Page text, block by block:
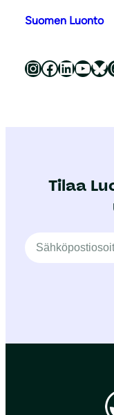
Suomen Luonto
Luonnonsuojeluliitto Instagramissa Luonnonsuojeluliitto Facebookissa Luonnonsuojeluliitto LinkedInissä Luonnonsuojeluliiton YouTube-kanava Luonnonsuojeluliitto Blueskyssa
Tilaa